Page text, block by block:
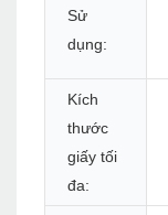
Sử
dụng:
Kích
thước
giấy tối
đa: